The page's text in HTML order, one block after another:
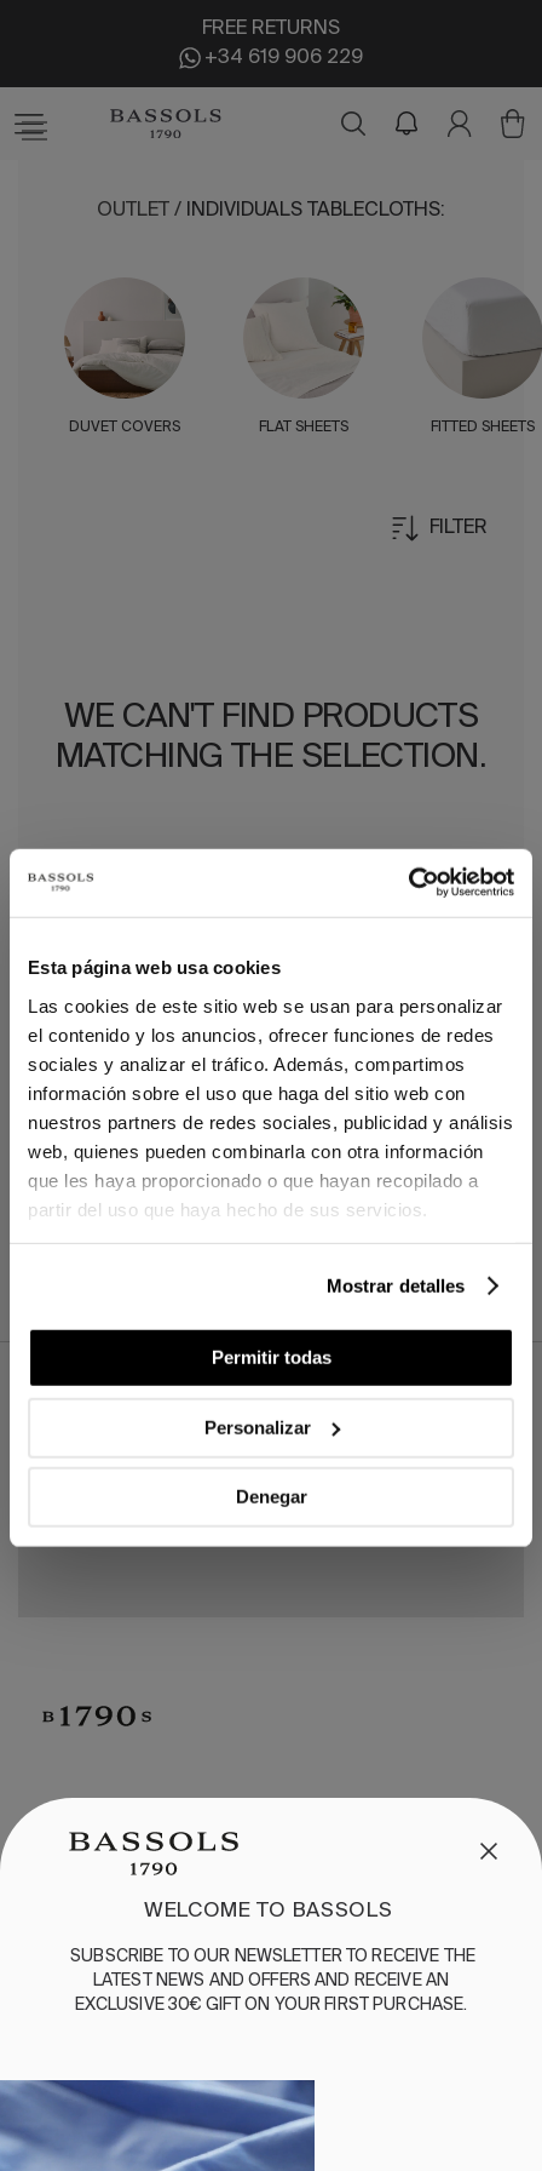
Esta página web usa cookies
Las cookies de este sitio web se usan para personalizar
el contenido y los anuncios, ofrecer funciones de redes
sociales y analizar el tráfico. Además, compartimos
información sobre el uso que haga del sitio web con
nuestros partners de redes sociales, publicidad y análisis
web, quienes pueden combinarla con otra información
que les haya proporcionado o que hayan recopilado a
partir del uso que haya hecho de sus servicios.
Mostrar detalles
Permitir todas
Personalizar
Denegar
FREE RETURNS
+34 619 906 229
OUTLET / INDIVIDUALS TABLECLOTHS:
DUVET COVERS FLAT SHEETS FITTED SHEETS
FILTER
WE CAN'T FIND PRODUCTS
MATCHING THE SELECTION.
MORE ABOUT INDIVIDUALS
TABLECLOTHS
WELCOME TO BASSOLS
Subscribe to our newsletter to receive the
latest news and offers and receive an
SUSTAINABILITY
BASSOLS BUSINESS
CONTACT / +34 932 070 450
SHIPPING & RETURNS
ENGLISH / ESPAÑOL / FRANÇAIS
WELCOME TO BASSOLS
SUBSCRIBE TO OUR NEWSLETTERTO RECEIVE
THE
LATEST
NEWS AND OFFERSAND RECEIVE AN
EXCLUSIVE30€ GIFT ON YOUR FIRST PURCHASE.